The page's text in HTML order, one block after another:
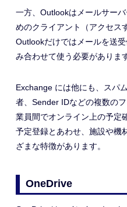
一方、Outlookはメールサー
めのクライアント（アクセス
Outlookだけではメールを送
み合わせて使う必要があります
Exchange には他にも、スパ
者、 Sender IDなどの複数の
業員間でオンライン上の予定
予定登録とあわせ、施設や機
ざまな特徴があります。
OneDrive